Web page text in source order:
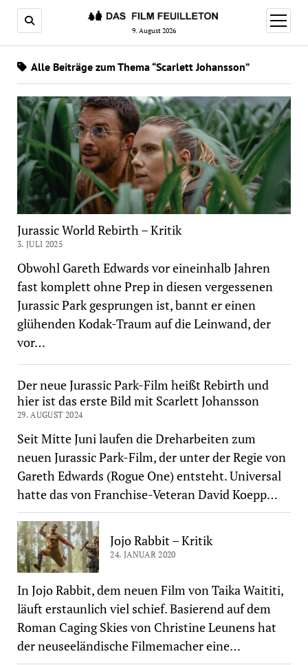
9. August 2026
Menü
öffnen
Alle Beiträge zum Thema “Scarlett Johansson”
Jurassic World Rebirth – Kritik
3. JULI 2025
Obwohl Gareth Edwards vor eineinhalb Jahren
fast komplett ohne Prep in diesen vergessenen
Jurassic Park gesprungen ist, bannt er einen
glühenden Kodak-Traum auf die Leinwand, der
vor…
Der neue Jurassic Park-Film heißt Rebirth und
hier ist das erste Bild mit Scarlett Johansson
29. AUGUST 2024
Seit Mitte Juni laufen die Dreharbeiten zum
neuen Jurassic Park-Film, der unter der Regie von
Gareth Edwards (Rogue One) entsteht. Universal
hatte das von Franchise-Veteran David Koepp…
Jojo Rabbit – Kritik
24. JANUAR 2020
In Jojo Rabbit, dem neuen Film von Taika Waititi,
läuft erstaunlich viel schief. Basierend auf dem
Roman Caging Skies von Christine Leunens hat
der neuseeländische Filmemacher eine…